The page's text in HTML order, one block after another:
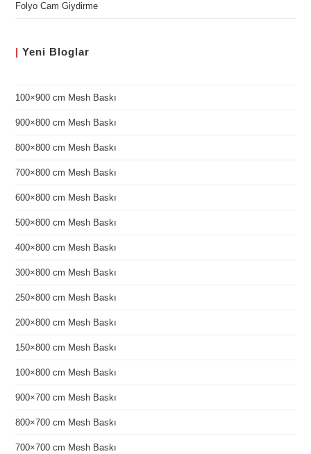
Folyo Cam Giydirme
| Yeni Bloglar
100×900 cm Mesh Baskı
900×800 cm Mesh Baskı
800×800 cm Mesh Baskı
700×800 cm Mesh Baskı
600×800 cm Mesh Baskı
500×800 cm Mesh Baskı
400×800 cm Mesh Baskı
300×800 cm Mesh Baskı
250×800 cm Mesh Baskı
200×800 cm Mesh Baskı
150×800 cm Mesh Baskı
100×800 cm Mesh Baskı
900×700 cm Mesh Baskı
800×700 cm Mesh Baskı
700×700 cm Mesh Baskı